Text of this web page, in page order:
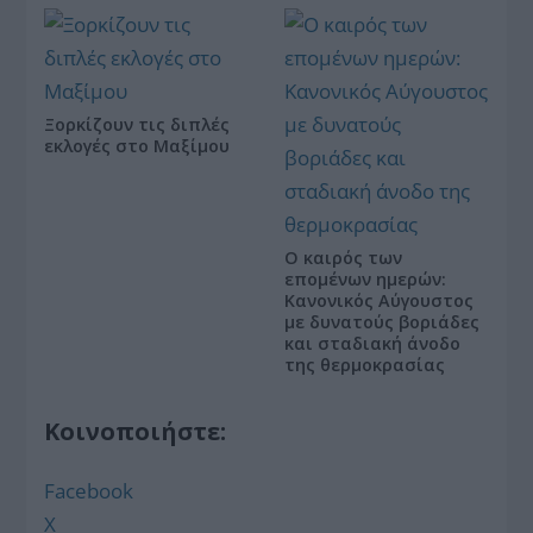
Ξορκίζουν τις διπλές
εκλογές στο Μαξίμου
Ο καιρός των
επομένων ημερών:
Κανονικός Αύγουστος
με δυνατούς βοριάδες
και σταδιακή άνοδο
της θερμοκρασίας
Κοινοποιήστε:
Facebook
X